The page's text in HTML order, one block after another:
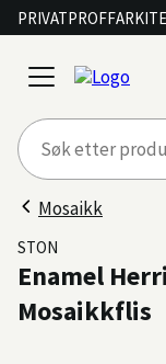
PRIVATPROFF
open
menu
Mosaikk
STON
Enamel
Mosaikkflis